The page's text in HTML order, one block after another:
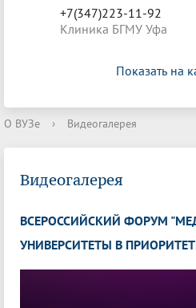
+7(347)223-11-92
Клиника БГМУ Уфа
Показать на
О ВУЗе › Видеогалерея
Видеогалерея
ВСЕРОССИЙСКИЙ ФОРУМ
УНИВЕРСИТЕТЫ В